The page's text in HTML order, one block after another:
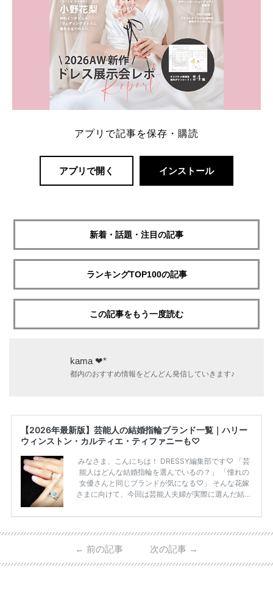
アプリで記事を保存・購読
アプリで開く インストール
新着・話題・注目の記事
ランキングTOP100の記事
この記事をもう一度読む
kama ❤︎*
都内のおすすめ情報をどんどん発信していきます♪
【2026年最新版】芸能人の結婚指輪ブランド一覧｜ハリー
ウィンストン・カルティエ・ティファニーも♡
みなさま、こんにちは！ DRESSY編集部です♡ 「芸
能人はどんな結婚指輪を選んでいるの？」 「憧れの
女優さんと同じブランドが気になる♡」 そんな花嫁
さまに向けて、今回は芸能人夫婦が実際に選んだ結婚
ーウィンストンやカルティエ、ティファニーなど世界
日本で人気のブランドまで幅広くご紹介。 さらに、
・愛用している芸能人夫婦 ・リングの特徴や魅力 ・
← 前の記事 次の記事 →